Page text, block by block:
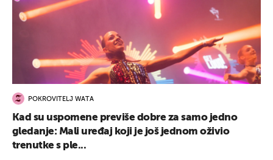
POKROVITELJ WATA
Kad su uspomene previše dobre za samo jedno
gledanje: Mali uređaj koji je još jednom oživio
trenutke s ple...